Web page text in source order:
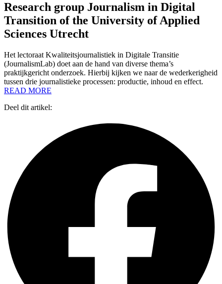
Research group Journalism in Digital
Transition of the University of Applied
Sciences Utrecht
Het lectoraat Kwaliteitsjournalistiek in Digitale Transitie
(JournalismLab) doet aan de hand van diverse thema’s
praktijkgericht onderzoek. Hierbij kijken we naar de wederkerigheid
tussen drie journalistieke processen: productie, inhoud en effect.
READ MORE
Deel dit artikel: